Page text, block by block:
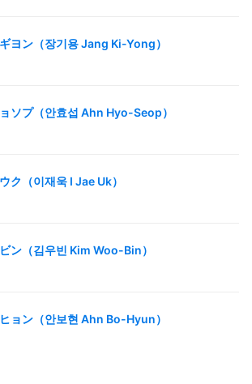
ヨン（장기용 Jang Ki-Yong）
ソプ（안효섭 Ahn Hyo-Seop）
ク（이재욱 I Jae Uk）
ン（김우빈 Kim Woo-Bin）
ョン（안보현 Ahn Bo-Hyun）